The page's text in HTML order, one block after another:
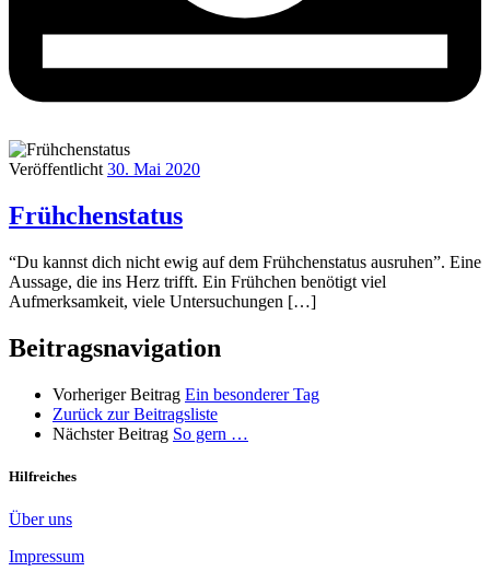
Veröffentlicht 30. Mai 2020
Frühchenstatus
“Du kannst dich nicht ewig auf dem Frühchenstatus ausruhen”. Eine
Aussage, die ins Herz trifft. Ein Frühchen benötigt viel
Aufmerksamkeit, viele Untersuchungen […]
Beitragsnavigation
Vorheriger Beitrag Ein besonderer Tag
Zurück zur Beitragsliste
Nächster Beitrag So gern …
Hilfreiches
Über uns
Impressum